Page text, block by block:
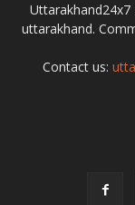
uttarakhand.
Contact us: